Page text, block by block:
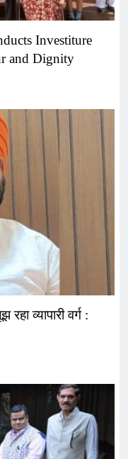
Investiture
and Dignity
व्यापारी वर्ग :